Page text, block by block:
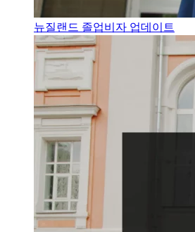
뉴질랜드 졸업비자 업데이트